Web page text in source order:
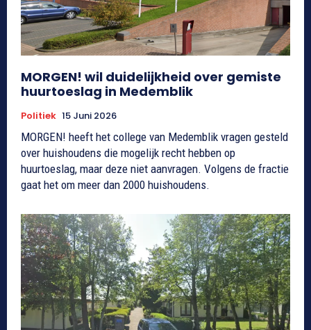
MORGEN! wil duidelijkheid over gemiste
huurtoeslag in Medemblik
Politiek 15 Juni 2026
MORGEN! heeft het college van Medemblik vragen gesteld
over huishoudens die mogelijk recht hebben op
huurtoeslag, maar deze niet aanvragen. Volgens de fractie
gaat het om meer dan 2000 huishoudens.